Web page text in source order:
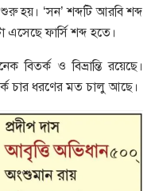
হয়। ‘সন’ শব্দটি আরবি শব্দ
এসেছে ফার্সি শব্দ হতে।
বিতর্ক ও বিভ্রান্তি রয়েছে।
চার ধরণের মত চালু আছে।